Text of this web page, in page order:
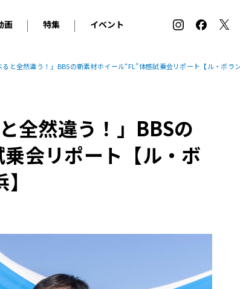
BMW
アルピナ
ルノー
アバルト
ロメオ
フェラーリ
ーニ
マセラティ
アストン・マーティン
画
ジナル動画
特集
2026 サマータイヤ＆ホイール バイヤーズガイド
ホイールカタログ
タイヤ特集
イベント
ル・ボラン カーズ・ミート2026横浜
EV:LIFE KOBE 2025
ル・ボラン カーズ・ミート2025横浜
と全然違う！」BBSの新素材ホイール“FL”体感試乗会リポート【ル・ボラ
全然違う！」BBSの
会リポート【ル・ボ